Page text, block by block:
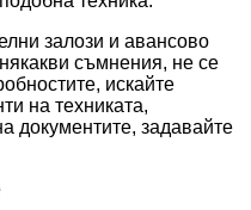
залози и авансово
съмнения, не се
искайте
на техниката,
документите, задавайте